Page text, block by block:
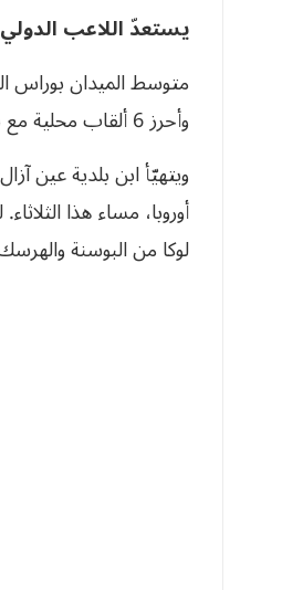
يستعدّ اللاعب
وأحرز 6 ألقاب محلية مع شباب بلوزداد ومولودية الجزائر.
ويتهيّأ ابن بلدية عين
أوروبا، مساء هذا
لوكا من البوسنة